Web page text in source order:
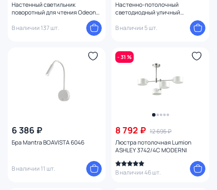
Настенный светильник
поворотный для чтения Odeon
В наличии 137 шт.
Настенно-потолочный
светодиодный уличный
светильник ALAMONTE 1 94832
В наличии 5 шт.
6 386 ₽
Бра Mantra BOAVISTA 6046
В наличии 11 шт.
- 31 %
8 792 ₽ 12 695 ₽
Люстра потолочная Lumion
ASHLEY 3742/4C MODERNI
В наличии 46 шт.